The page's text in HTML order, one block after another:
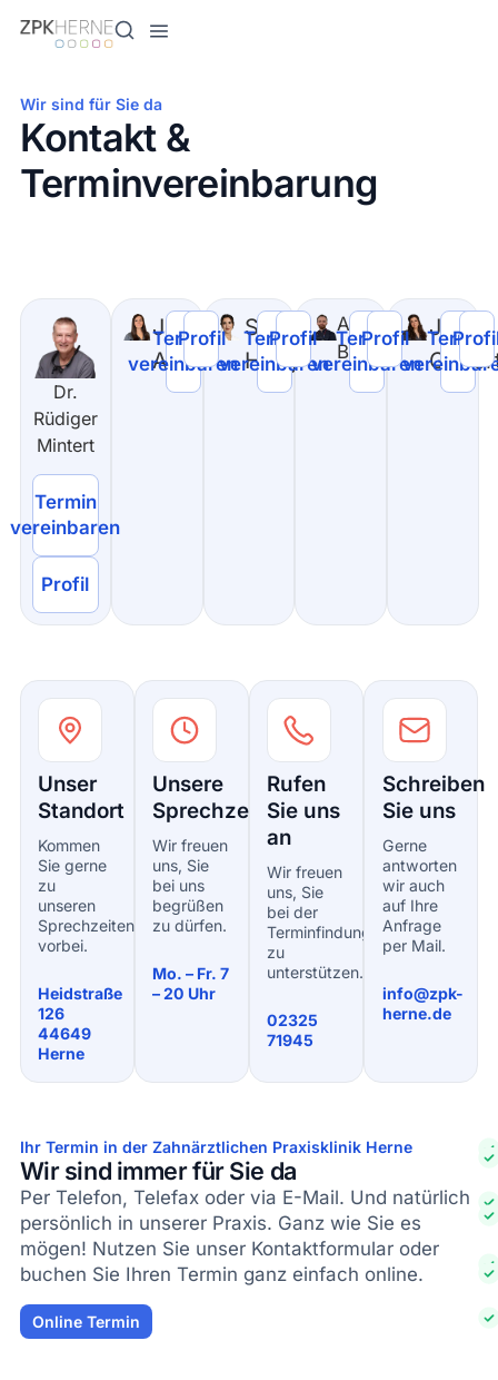
springen
Wir sind für Sie da
Kontakt &
Terminvereinbarung
Dr.
Rüdiger
Mintert
Termin
vereinbaren
Profil
Janda
Ahmad
Termin
vereinbaren
Profil
Seda
Hergül
Termin
vereinbaren
Profil
Ahmed
Basmaji
Termin
vereinbaren
Profil
Julia
Termin
Unser
Standort
Kommen
Sie gerne
zu
unseren
Sprechzeiten
vorbei.
Heidstraße
126
44649
Herne
Unsere
Sprechzeiten
Wir freuen
uns, Sie
bei uns
begrüßen
zu dürfen.
Mo. – Fr. 7
– 20 Uhr
Rufen
Sie uns
an
Wir freuen
uns, Sie
bei der
Terminfindung
zu
unterstützen.
02325
71945
Schreiben
Sie uns
Gerne
antworten
wir auch
auf Ihre
Anfrage
per Mail.
info@zpk-
herne.de
Ihr Termin in der Zahnärztlichen Praxisklinik Herne
Wir sind immer für Sie da
Per Telefon, Telefax oder via E-Mail. Und natürlich
persönlich in unserer Praxis. Ganz wie Sie es
mögen! Nutzen Sie unser Kontaktformular oder
buchen Sie Ihren Termin ganz einfach online.
Online Termin